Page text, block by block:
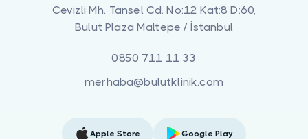
Cevizli Mh. Tansel Cd. No:12 Kat:8 D:60,
Bulut Plaza Maltepe / İstanbul
0850 711 11 33
merhaba@bulutklinik.com
Apple Store Google Play